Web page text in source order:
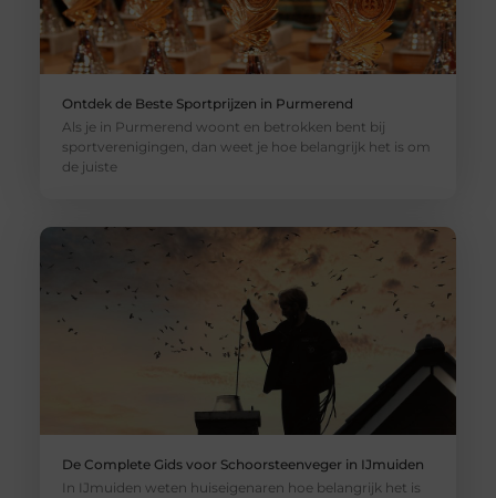
Ontdek de Beste Sportprijzen in Purmerend
Als je in Purmerend woont en betrokken bent bij
sportverenigingen, dan weet je hoe belangrijk het is om
de juiste
De Complete Gids voor Schoorsteenveger in IJmuiden
In IJmuiden weten huiseigenaren hoe belangrijk het is